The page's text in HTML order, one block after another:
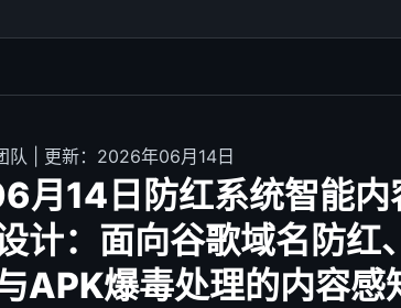
队 | 更新：2026年06月14日
月14日防红系统智能内
计：面向谷歌域名防红
APK爆毒处理的内容